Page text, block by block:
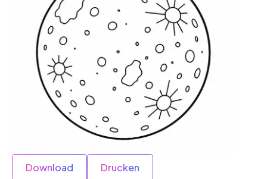
Download Drucken